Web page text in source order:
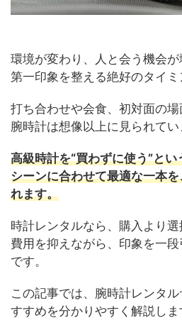
環境が変わり、人と会う機会が
第一印象を整える絶好のタイミ
打ち合わせや会食、初対面の場
腕時計は想像以上に見られてい
高級時計を“買わずに使う”とい
シーンに合わせて最適な一本
れます。
時計レンタルなら、購入より選
費用を抑えながら、印象を一
です。
この記事では、腕時計レンタ
すすめを分かりやすく解説しま